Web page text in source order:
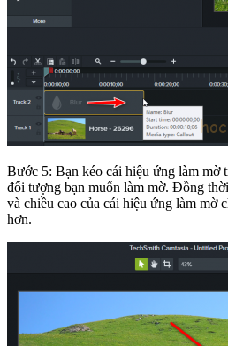
Bước 5: Bạn kéo cái hiệu ứng làm mờ
đối tượng bạn muốn làm mờ. Đồng
và chiều cao của cái hiệu ứng làm mờ
hơn.